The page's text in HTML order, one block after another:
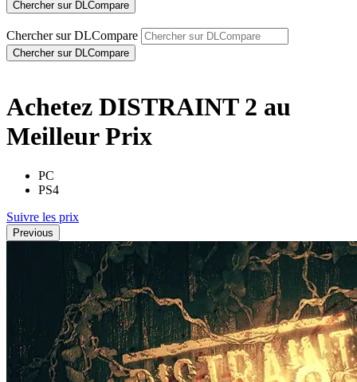
Chercher sur DLCompare
Achetez DISTRAINT 2 au
Meilleur Prix
PC
PS4
Suivre les prix
Previous